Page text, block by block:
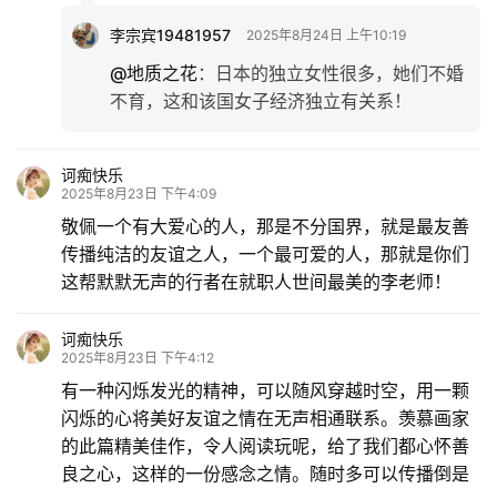
李宗宾19481957 2025年8月24日 上午10:19
@地质之花： 日本的独立女性很多，她们不婚
不育，这和该国女子经济独立有关系！
诃痴快乐
2025年8月23日 下午4:09
敬佩一个有大爱心的人，那是不分国界，就是最友善
传播纯洁的友谊之人，一个最可爱的人，那就是你们
这帮默默无声的行者在就职人世间最美的李老师！
诃痴快乐
2025年8月23日 下午4:12
有一种闪烁发光的精神，可以随风穿越时空，用一颗
闪烁的心将美好友谊之情在无声相通联系。羡慕画家
的此篇精美佳作，令人阅读玩呢，给了我们都心怀善
良之心，这样的一份感念之情。随时多可以传播倒是